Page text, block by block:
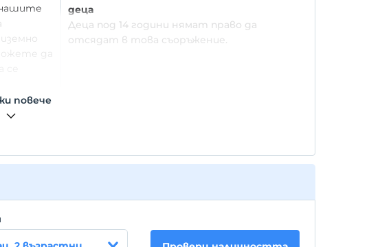
да
деца
Деца под 14 години нямат право да
отсядат в това съоръжение.
повече